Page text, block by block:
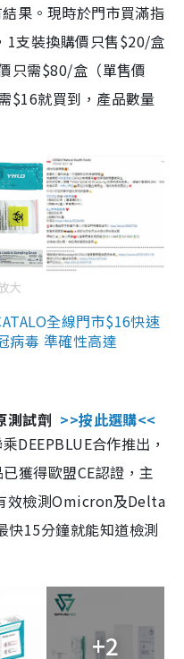
果。現時於門市買滿指
1支裝換購價只售$20/盒
只需$80/盒（單售價
$16就買到，產品數量
大
全線門市$16快速
病毒 準確性高達
測試劑 >>按此選購<<
DEEPBLUE合作推出，
獲得歐盟CE認證，主
效檢測Omicron及Delta
快15分鐘就能知道檢測
+2